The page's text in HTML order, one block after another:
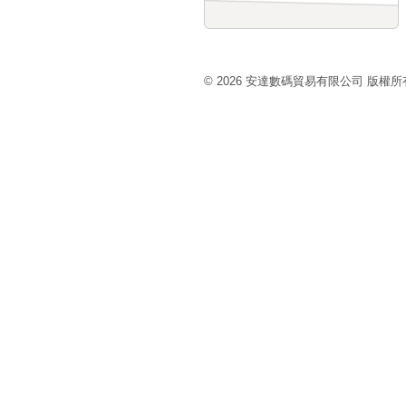
© 2026 安達數碼貿易有限公司 版權所